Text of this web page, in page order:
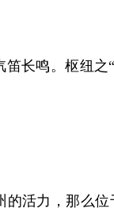
长鸣。枢纽之
活力，那么位